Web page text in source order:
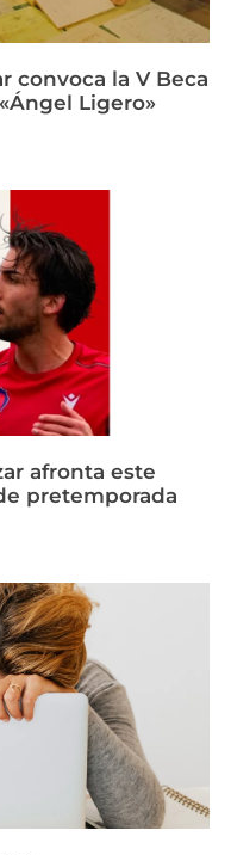
convoca la V Beca
Ligero»
afronta este
pretemporada